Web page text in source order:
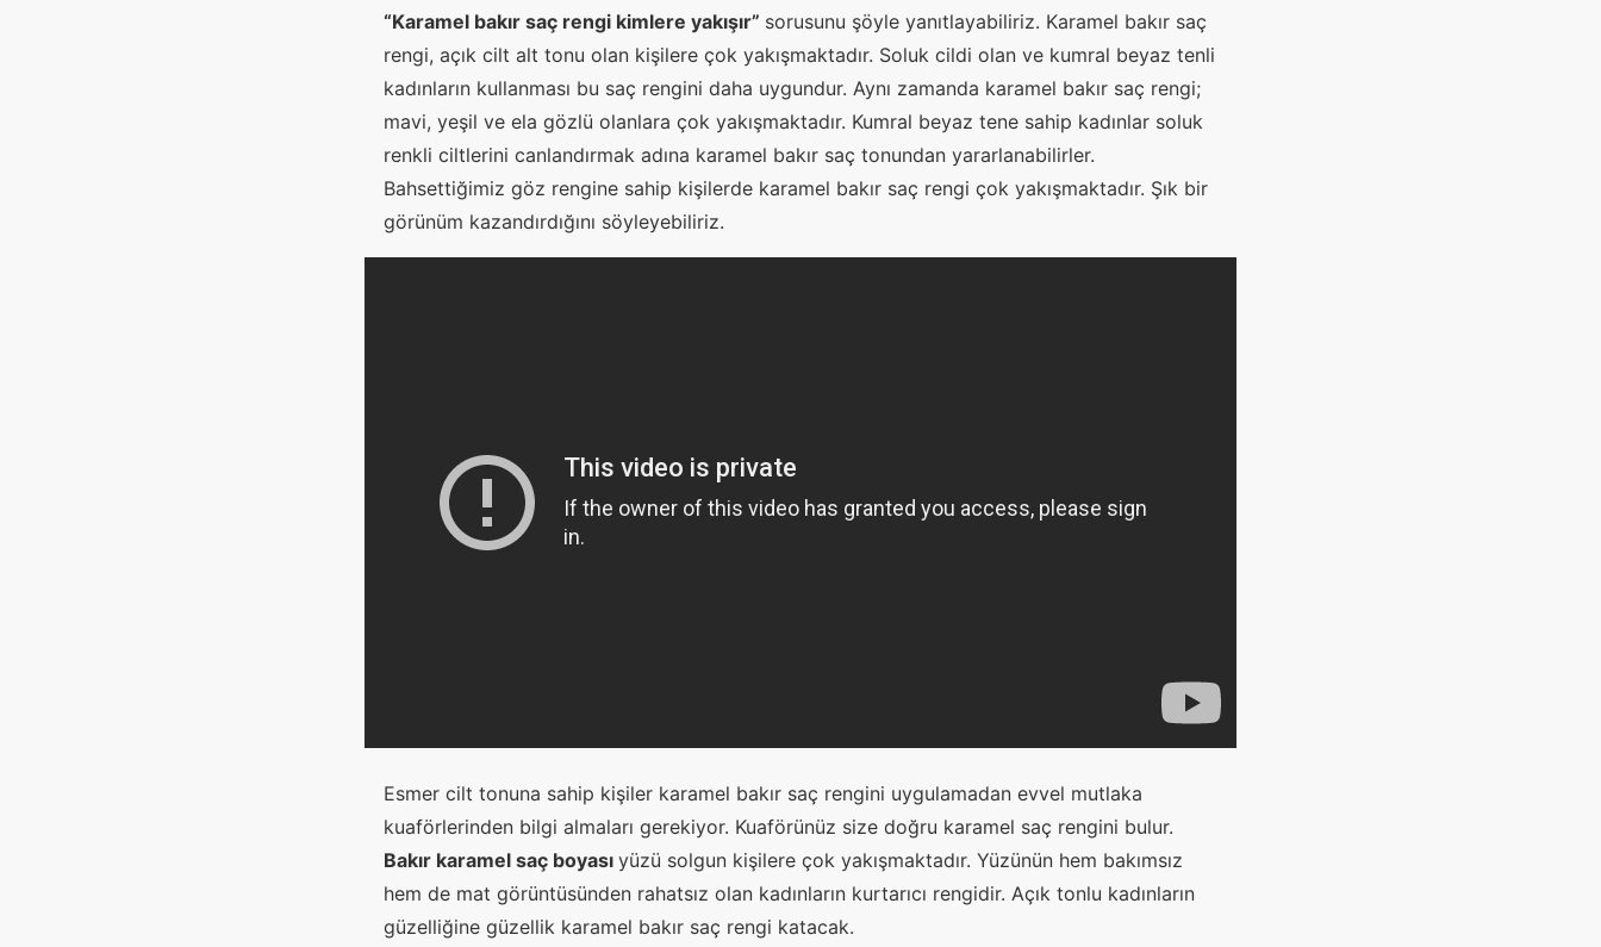
“Karamel bakır saç rengi kimlere yakışır” sorusunu şöyle yanıtlayabiliriz. Karamel bakır saç
rengi, açık cilt alt tonu olan kişilere çok yakışmaktadır. Soluk cildi olan ve kumral beyaz tenli
kadınların kullanması bu saç rengini daha uygundur. Aynı zamanda karamel bakır saç rengi;
mavi, yeşil ve ela gözlü olanlara çok yakışmaktadır. Kumral beyaz tene sahip kadınlar soluk
renkli ciltlerini canlandırmak adına karamel bakır saç tonundan yararlanabilirler.
Bahsettiğimiz göz rengine sahip kişilerde karamel bakır saç rengi çok yakışmaktadır. Şık bir
görünüm kazandırdığını söyleyebiliriz.
Esmer cilt tonuna sahip kişiler karamel bakır saç rengini uygulamadan evvel mutlaka
kuaförlerinden bilgi almaları gerekiyor. Kuaförünüz size doğru karamel saç rengini bulur.
Bakır karamel saç boyası yüzü solgun kişilere çok yakışmaktadır. Yüzünün hem bakımsız
hem de mat görüntüsünden rahatsız olan kadınların kurtarıcı rengidir. Açık tonlu kadınların
güzelliğine güzellik karamel bakır saç rengi katacak.